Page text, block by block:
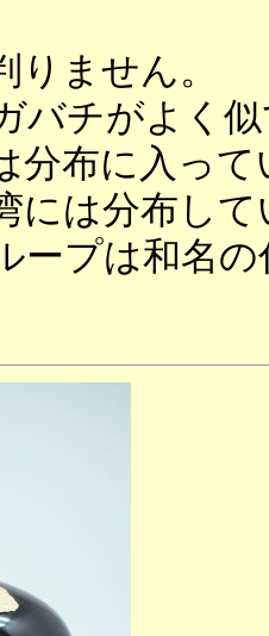
ません。
バチがよく
分布に入っ
には分布し
ープは和名